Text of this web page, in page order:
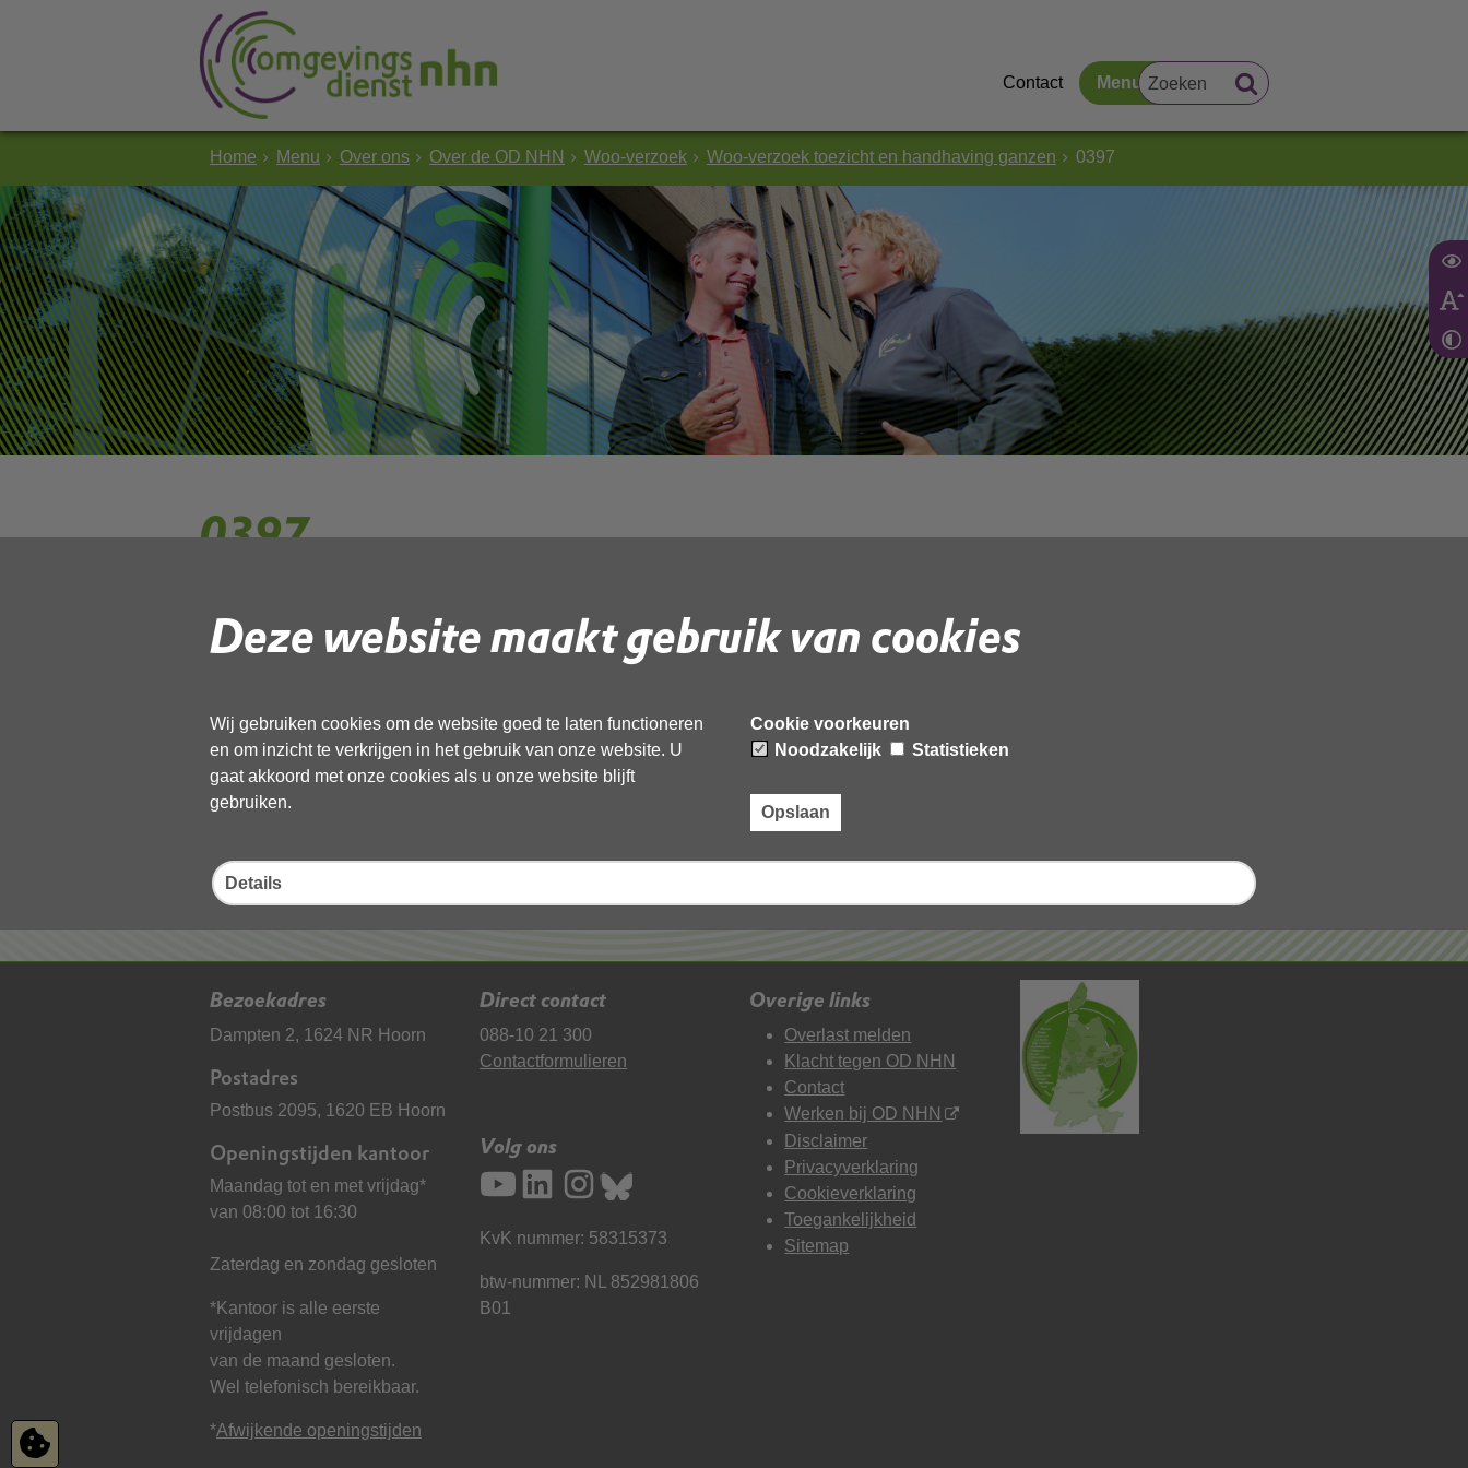
Deze website maakt gebruik van cookies
Wij gebruiken cookies om de website goed te laten functioneren
en om inzicht te verkrijgen in het gebruik van onze website. U
gaat akkoord met onze cookies als u onze website blijft
gebruiken.
Cookie voorkeuren
Noodzakelijk
Statistieken
Opslaan
Details
Contact Menu
Home Menu Over ons Over de OD NHN Woo-verzoek Woo-verzoek toezicht en handhaving ganzen 0397
0397
Gebruik de onderstaande link om het document te downloaden.
Deel deze pagina
Bezoekadres
Dampten 2, 1624 NR Hoorn
Postadres
Postbus 2095, 1620 EB Hoorn
Openingstijden kantoor
Maandag tot en met vrijdag*
van 08:00 tot 16:30
Zaterdag en zondag gesloten
*Kantoor is alle eerste
vrijdagen
van de maand gesloten.
Wel telefonisch bereikbaar.
*Afwijkende openingstijden
Direct contact
088-10 21 300
Contactformulieren
Volg ons
KvK nummer: 58315373
btw-nummer: NL 852981806
B01
Overige links
Overlast melden
Klacht tegen OD NHN
Contact
Werken bij OD NHN
Disclaimer
Privacyverklaring
Cookieverklaring
Toegankelijkheid
Sitemap